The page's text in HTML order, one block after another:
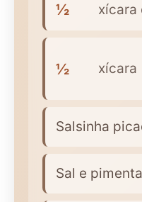
½ xícara
½ xícara
Salsinha
Sal e